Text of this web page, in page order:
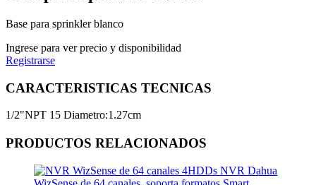
Base para sprinkler blanco
Ingrese para ver precio y disponibilidad
Registrarse
CARACTERISTICAS TECNICAS
1/2"NPT 15 Diametro:1.27cm
PRODUCTOS RELACIONADOS